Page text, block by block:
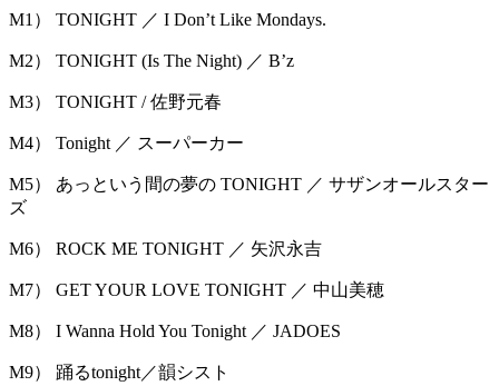
M1） TONIGHT ／ I Don’t Like Mondays.
M2） TONIGHT (Is The Night) ／ Bʼz
M3） TONIGHT / 佐野元春
M4） Tonight ／ スーパーカー
M5） あっという間の夢の TONIGHT ／ サザンオールスター
ズ
M6） ROCK ME TONIGHT ／ 矢沢永吉
M7） GET YOUR LOVE TONIGHT ／ 中山美穂
M8） I Wanna Hold You Tonight ／ JADOES
M9） 踊るtonight／韻シスト